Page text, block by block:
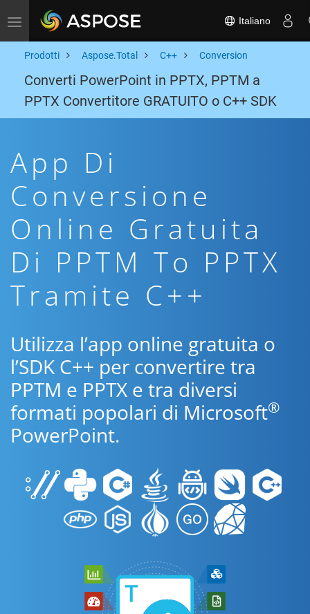
Toggle navigation Italiano
Prodotti Aspose.Total C++ Conversion
Converti PowerPoint in PPTX, PPTM a
PPTX Convertitore GRATUITO o C++ SDK
App Di
Conversione
Online Gratuita
Di PPTM To PPTX
Tramite C++
Utilizza l’app online gratuita o
l’SDK C++ per convertire tra
PPTM e PPTX e tra diversi
formati popolari di Microsoft®
PowerPoint.